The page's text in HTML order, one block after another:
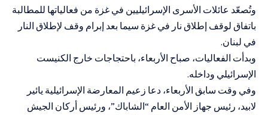
وتُصعّد عائلات الأسرى الإسرائيليين في غزة من فعالياتها للمطالبة
باتفاق لوقف إطلاق نار في غزة سيما بعد إبرام وقف لإطلاق النار
في لبنان.
وبدأت الفعاليات، صباح الأربعاء، باحتجاجات خارج الكنيست
الإسرائيلي وداخله.
وفي وقت سابق الأربعاء، دعا زعيم المعارضة الإسرائيلية يائير
لابيد، رئيس جهاز الأمن العام “الشاباك”، ورئيس أركان الجيش